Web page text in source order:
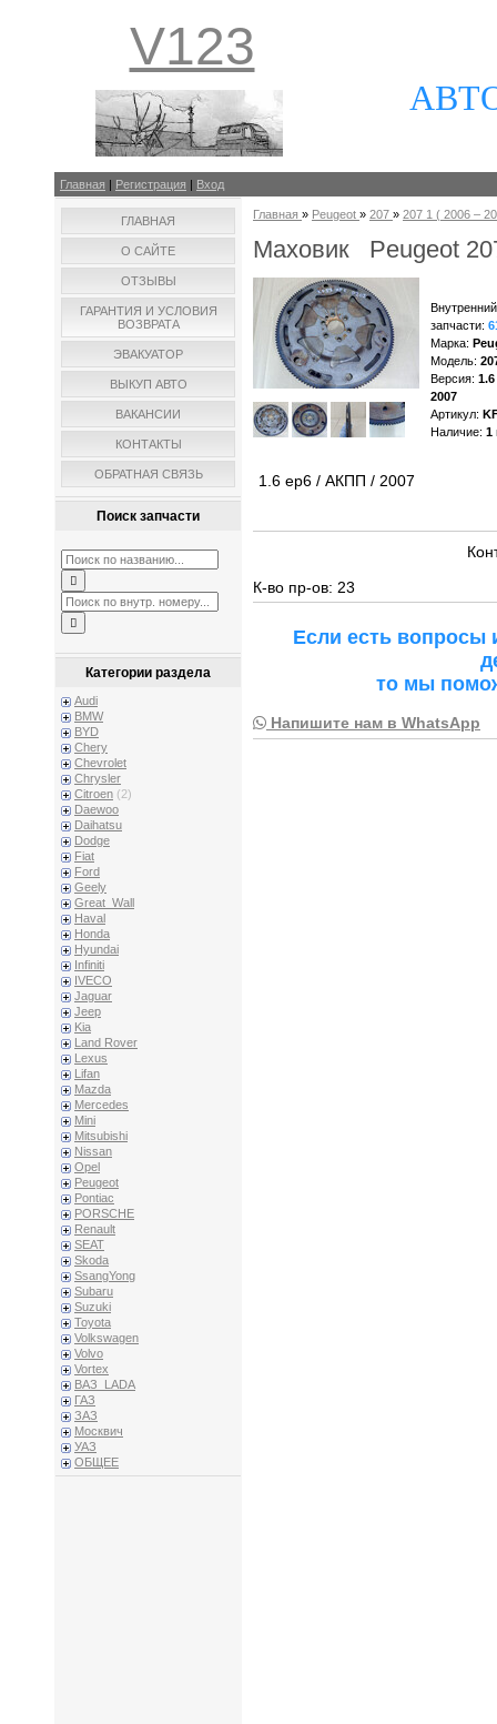
V123
Главная | Регистрация | Вход
ГЛАВНАЯ
О САЙТЕ
ОТЗЫВЫ
ГАРАНТИЯ И УСЛОВИЯ
ВОЗВРАТА
ЭВАКУАТОР
ВЫКУП АВТО
ВАКАНСИИ
КОНТАКТЫ
ОБРАТНАЯ СВЯЗЬ
Поиск запчасти
Категории раздела
Audi
BMW
BYD
Chery
Chevrolet
Chrysler
Citroen (2)
Daewoo
Daihatsu
Dodge
Fiat
Ford
Geely
Great_Wall
Haval
Honda
Hyundai
Infiniti
IVECO
Jaguar
Jeep
Kia
Land Rover
Lexus
Lifan
Mazda
Mercedes
Mini
Mitsubishi
Nissan
Opel
Peugeot
Pontiac
PORSCHE
Renault
SEAT
Skoda
SsangYong
Subaru
Suzuki
Toyota
Volkswagen
Volvo
Vortex
ВАЗ_LADA
ГАЗ
ЗАЗ
Москвич
УАЗ
ОБЩЕЕ
Главная » Peugeot » 207 » 207 1 ( 2006 –
Маховик Peugeot
запчасти:
Марка:
Модель:
Версия:
2007
Артикул:
Наличие: 1
1.6 ep6 / АКПП / 2007
К-во пр-ов: 23
Если есть
то мы
Напишите нам в WhatsApp